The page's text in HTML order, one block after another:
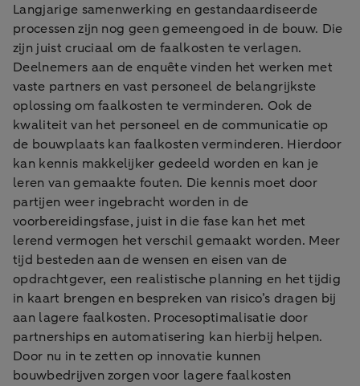
Langjarige samenwerking en gestandaardiseerde
processen zijn nog geen gemeengoed in de bouw. Die
zijn juist cruciaal om de faalkosten te verlagen.
Deelnemers aan de enquête vinden het werken met
vaste partners en vast personeel de belangrijkste
oplossing om faalkosten te verminderen. Ook de
kwaliteit van het personeel en de communicatie op
de bouwplaats kan faalkosten verminderen. Hierdoor
kan kennis makkelijker gedeeld worden en kan je
leren van gemaakte fouten. Die kennis moet door
partijen weer ingebracht worden in de
voorbereidingsfase, juist in die fase kan het met
lerend vermogen het verschil gemaakt worden. Meer
tijd besteden aan de wensen en eisen van de
opdrachtgever, een realistische planning en het tijdig
in kaart brengen en bespreken van risico’s dragen bij
aan lagere faalkosten. Procesoptimalisatie door
partnerships en automatisering kan hierbij helpen.
Door nu in te zetten op innovatie kunnen
bouwbedrijven zorgen voor lagere faalkosten